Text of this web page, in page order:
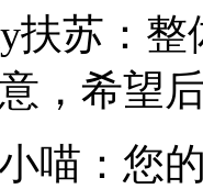
苏：整
，希望
：您的